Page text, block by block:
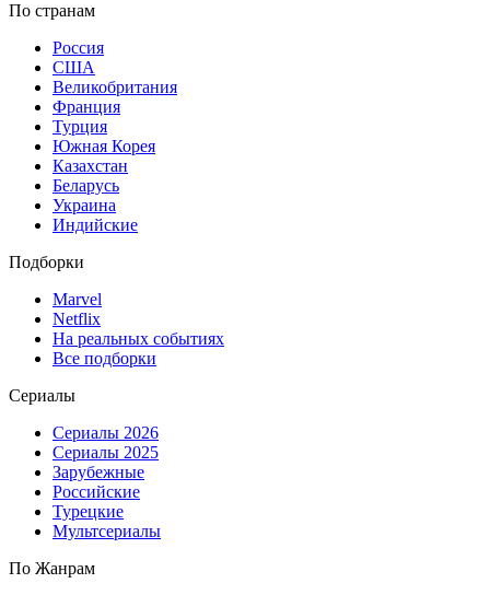
По странам
Россия
США
Великобритания
Франция
Турция
Южная Корея
Казахстан
Беларусь
Украина
Индийские
Подборки
Marvel
Netflix
На реальных событиях
Все подборки
Сериалы
Сериалы 2026
Сериалы 2025
Зарубежные
Российские
Турецкие
Мультсериалы
По Жанрам